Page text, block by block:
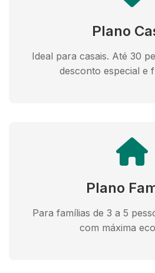
Plano
Ideal para casais. Até 30
desconto especial e
Plano
Para famílias de 3 a 5
com máxima